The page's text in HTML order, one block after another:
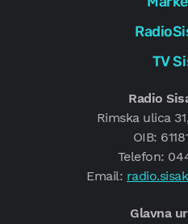
TV
Radio
Rimska ulica
OIB:
Telefon:
Email:
Glavna